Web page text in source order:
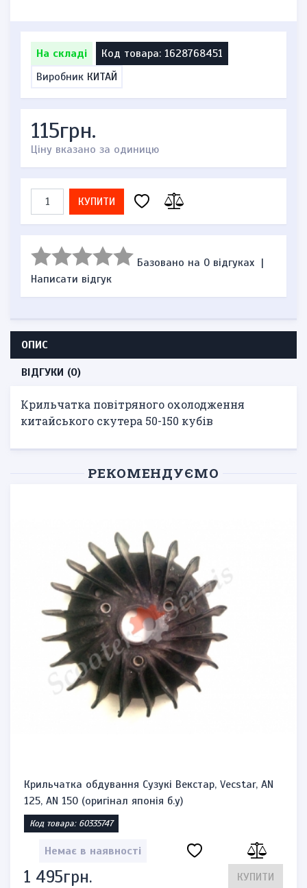
На складі
Код товара: 1628768451
Виробник КИТАЙ
115грн.
Ціну вказано за одиницю
КУПИТИ
Базовано на 0 відгуках |
Написати відгук
ОПИС
ВІДГУКИ (0)
Крильчатка повітряного охолодження
китайського скутера 50-150 кубів
РЕКОМЕНДУЄМО
Крильчатка обдування Сузукі Векстар, Vecstar, AN
125, AN 150 (оригінал японія б.у)
Код товара: 60335747
Немає в наявності
1 495грн. КУПИТИ